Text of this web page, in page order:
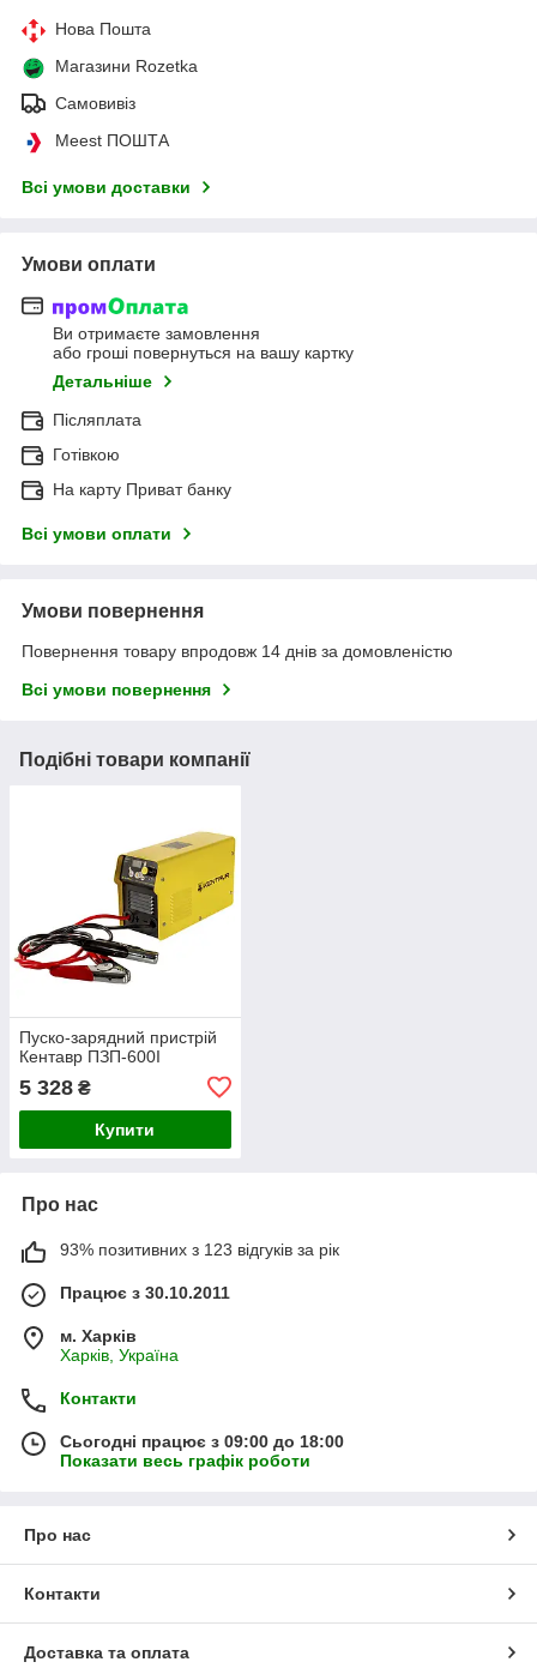
Нова Пошта
Магазини Rozetka
Самовивіз
Meest ПОШТА
Всі умови доставки
Умови оплати
Ви отримаєте замовлення
або гроші повернуться на вашу картку
Детальніше
Післяплата
Готівкою
На карту Приват банку
Всі умови оплати
Умови повернення
Повернення товару впродовж 14 днів за домовленістю
Всі умови повернення
Подібні товари компанії
Пуско-зарядний пристрій
Кентавр ПЗП-600І
5 328 ₴
Купити
Про нас
93% позитивних з 123 відгуків за рік
Працює з 30.10.2011
м. Харків
Харків, Україна
Контакти
Сьогодні працює з 09:00 до 18:00
Показати весь графік роботи
Про нас
Контакти
Доставка та оплата